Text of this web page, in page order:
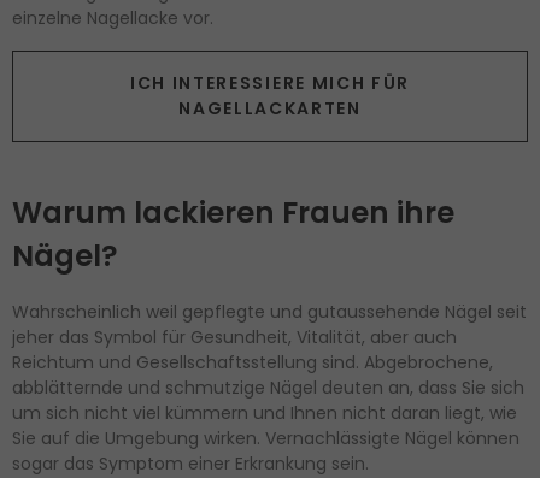
einzelne Nagellacke vor.
ICH INTERESSIERE MICH FÜR
NAGELLACKARTEN
Warum lackieren Frauen ihre
Nägel?
Wahrscheinlich weil gepflegte und gutaussehende Nägel seit
jeher das Symbol für Gesundheit, Vitalität, aber auch
Reichtum und Gesellschaftsstellung sind. Abgebrochene,
abblätternde und schmutzige Nägel deuten an, dass Sie sich
um sich nicht viel kümmern und Ihnen nicht daran liegt, wie
Sie auf die Umgebung wirken. Vernachlässigte Nägel können
sogar das Symptom einer Erkrankung sein.